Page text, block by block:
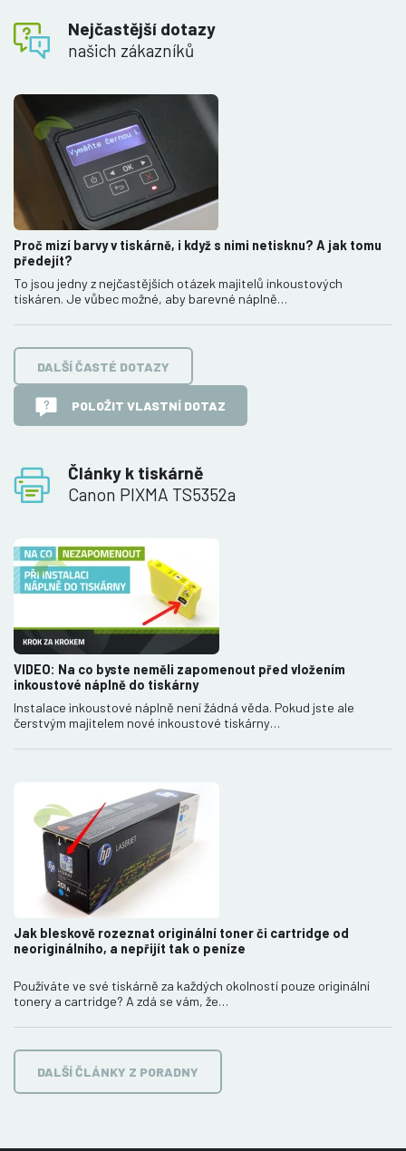
Nejčastější dotazy
našich zákazníků
Články k tiskárně
Canon PIXMA TS5352a
Proč mizí barvy v tiskárně, i když s nimi netisknu? A jak tomu
předejít?
To jsou jedny z nejčastějších otázek majitelů inkoustových
tiskáren. Je vůbec možné, aby barevné náplně…
DALŠÍ ČASTÉ DOTAZY
POLOŽIT VLASTNÍ DOTAZ
VIDEO: Na co byste neměli zapomenout před vložením
inkoustové náplně do tiskárny
Instalace inkoustové náplně není žádná věda. Pokud jste ale
čerstvým majitelem nové inkoustové tiskárny…
Jak bleskově rozeznat originální toner či cartridge od
neoriginálního, a nepřijít tak o peníze
Používáte ve své tiskárně za každých okolností pouze originální
tonery a cartridge? A zdá se vám, že…
DALŠÍ ČLÁNKY Z PORADNY